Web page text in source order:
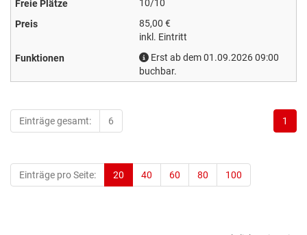
10/10
85,00 €
inkl. Eintritt
Erst ab dem 01.09.2026 09:00
buchbar.
1
Einträge gesamt: 6
Einträge pro Seite: 20 40 60 80 100